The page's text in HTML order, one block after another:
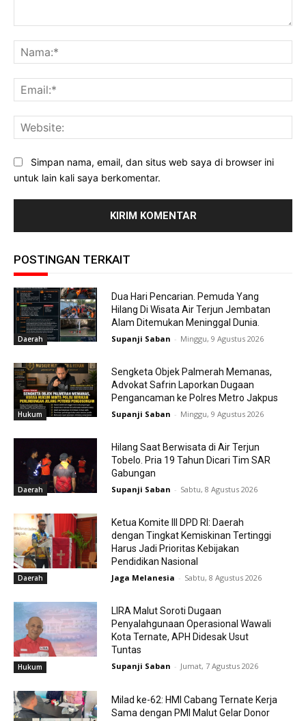
Simpan nama, email, dan situs web saya di browser ini
untuk lain kali saya berkomentar.
POSTINGAN TERKAIT
Daerah
Dua Hari Pencarian. Pemuda Yang
Hilang Di Wisata Air Terjun Jembatan
Alam Ditemukan Meninggal Dunia.
Supanji Saban - Minggu, 9 Agustus 2026
Hukum
Sengketa Objek Palmerah Memanas,
Advokat Safrin Laporkan Dugaan
Pengancaman ke Polres Metro Jakpus
Supanji Saban - Minggu, 9 Agustus 2026
Daerah
Hilang Saat Berwisata di Air Terjun
Tobelo. Pria 19 Tahun Dicari Tim SAR
Gabungan
Supanji Saban - Sabtu, 8 Agustus 2026
Daerah
Ketua Komite III DPD RI: Daerah
dengan Tingkat Kemiskinan Tertinggi
Harus Jadi Prioritas Kebijakan
Pendidikan Nasional
Jaga Melanesia - Sabtu, 8 Agustus 2026
Hukum
LIRA Malut Soroti Dugaan
Penyalahgunaan Operasional Wawali
Kota Ternate, APH Didesak Usut
Tuntas
Supanji Saban - Jumat, 7 Agustus 2026
Milad ke-62: HMI Cabang Ternate Kerja
Sama dengan PMI Malut Gelar Donor